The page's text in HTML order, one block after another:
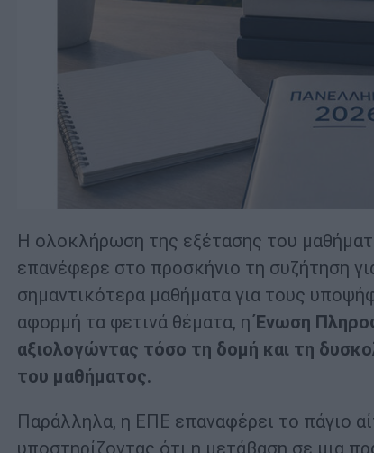
Η ολοκλήρωση της εξέτασης του
επανέφερε στο προσκήνιο τη συζήτηση
σημαντικότερα μαθήματα για τους
αφορμή τα φετινά θέματα, ηΈνωση
αξιολογώντας τόσο τη δομή και τη
του μαθήματος.
Παράλληλα, η ΕΠΕ επαναφέρει το πάγιο